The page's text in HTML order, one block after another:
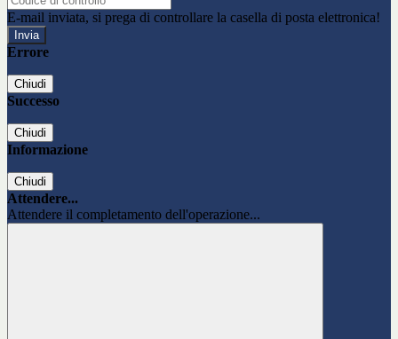
E-mail inviata, si prega di controllare la casella di posta elettronica!
Errore
Chiudi
Successo
Chiudi
Informazione
Chiudi
Attendere...
Attendere il completamento dell'operazione...